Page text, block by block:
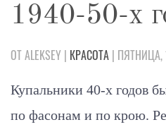
1940-50-х
ОТ ALEKSEY | КРАСОТА | ПЯТНИЦА,
Купальники 40-х годов
по фасонам и по крою.